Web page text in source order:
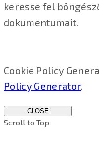
keresse fel
dokumentumait.
Cookie Policy
Policy Generator.
CLOSE
Scroll to Top